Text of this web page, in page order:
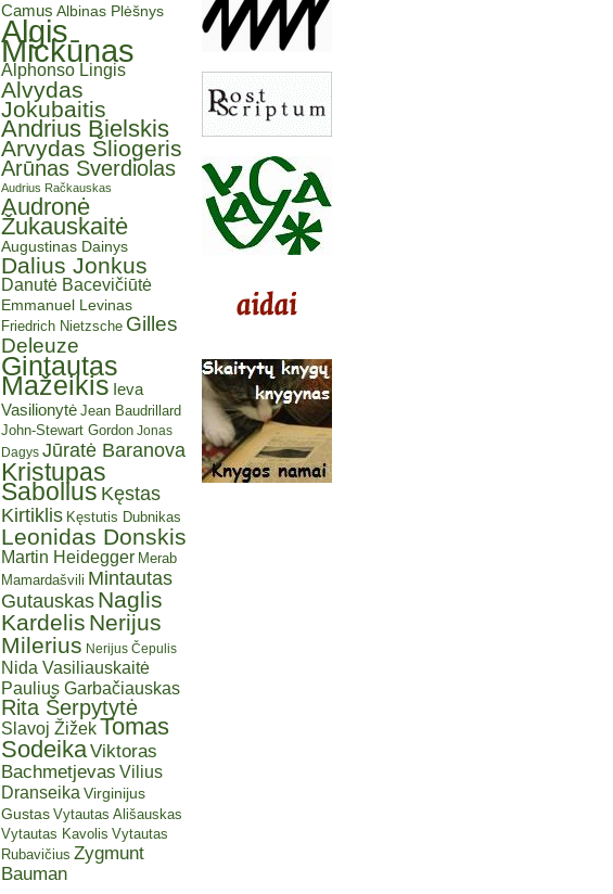
Camus Albinas Plėšnys
Algis
Mickūnas
Alphonso Lingis
Alvydas
Jokubaitis
Andrius Bielskis
Arvydas Šliogeris
Arūnas Sverdiolas
Audrius Račkauskas
Audronė
Žukauskaitė
Augustinas Dainys
Dalius Jonkus
Danutė Bacevičiūtė
Emmanuel Levinas
Friedrich Nietzsche Gilles
Deleuze
Gintautas
Mažeikis Ieva
Vasilionytė Jean Baudrillard
John-Stewart Gordon Jonas
Dagys Jūratė Baranova
Kristupas
Sabolius Kęstas
Kirtiklis Kęstutis Dubnikas
Leonidas Donskis
Martin Heidegger Merab
Mamardašvili Mintautas
Gutauskas Naglis
Kardelis Nerijus
Milerius Nerijus Čepulis
Nida Vasiliauskaitė
Paulius Garbačiauskas
Rita Šerpytytė
Slavoj ŽižekTomas
SodeikaViktoras
Bachmetjevas Vilius
Dranseika Virginijus
Gustas Vytautas Ališauskas
Vytautas Kavolis Vytautas
Rubavičius Zygmunt
Bauman